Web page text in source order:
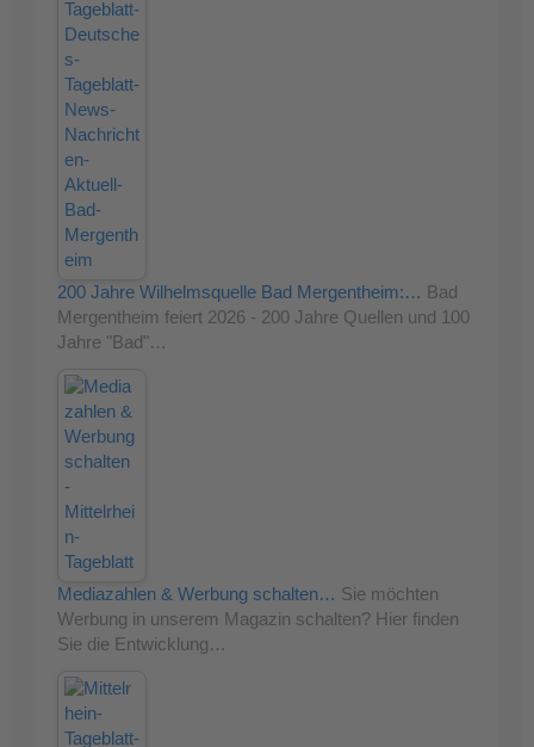
200 Jahre Wilhelmsquelle Bad Mergentheim:… Bad
Mergentheim feiert 2026 - 200 Jahre Quellen und 100
Jahre "Bad"…
Mediazahlen & Werbung schalten… Sie möchten
Werbung in unserem Magazin schalten? Hier finden
Sie die Entwicklung…